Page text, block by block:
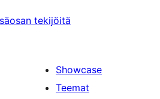
tekijöitä
Showcase
Teemat